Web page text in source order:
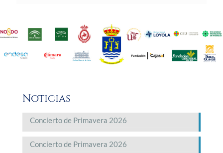
Noticias
Concierto de Primavera 2026
Concierto de Primavera 2026